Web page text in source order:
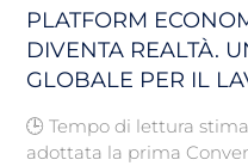
PLATFORM
DIVENTA REALTÀ.
GLOBALE PER IL
🕒 Tempo di lettura
adottata la prima